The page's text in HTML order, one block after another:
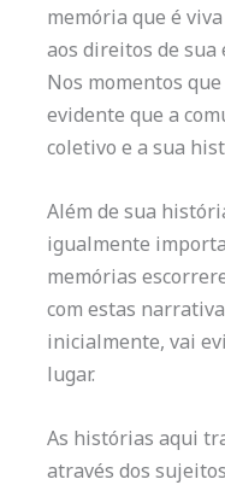
memória que é
aos direitos de sua
Nos momentos
evidente que a
coletivo e a sua
Além de sua
igualmente
memórias
com estas
inicialmente, vai
lugar.
As histórias aqui
através dos